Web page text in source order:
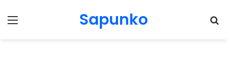
Menu Sapunko